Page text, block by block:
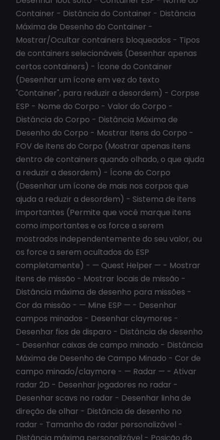
Container - Distância do Container - Distância
Máxima de Desenho do Container -
Mostrar/Ocultar containers bloqueados - Tipos
de containers selecionáveis (Desenhar apenas
certos containers) - Ícone do Container
(Desenhar um ícone em vez do texto
"Container", para reduzir a desordem) - Corpse
ESP - Nome do Corpo - Valor do Corpo -
Distância do Corpo - Distância Máxima de
Desenho do Corpo - Mostrar Itens do Corpo -
FOV de itens do Corpo (Mostrar apenas itens
dentro de containers quando olhado, o que ajuda
a reduzir a desordem) - Ícone do Corpo
(Desenhar um ícone de mais nos corpos que
ajuda a reduzir a desordem) - Sistema de itens
importantes (Permite que você marque itens
como importantes e os force a serem
mostrados independentemente do seu valor, ou
os force a serem ocultados do ESP
completamente) - — Quest Helper — - Mostrar
itens de missão - Mostrar locais de missão -
Distância máxima de desenho para missões -
Cor da missão - — Mine ESP — - Desenhar
campos minados - Desenhar claymores -
Desenhar fios de disparo - Distância de desenho
- Desenhar caixas de campo minado - Distância
Máxima de Desenho de Campo Minado - Cor de
campo minado/claymore - — Radar — - Ativar
radar 2D - Desenhar jogadores no radar -
Desenhar scavs no radar - Desenhar linha de
direção de olhar - Distância de desenho no
radar - Tamanho do radar personalizável -